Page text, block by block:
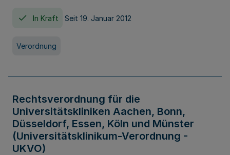
In Kraft Seit 19. Januar 2012
Verordnung
Rechtsverordnung für die
Universitätskliniken Aachen, Bonn,
Düsseldorf, Essen, Köln und Münster
(Universitätsklinikum-Verordnung -
UKVO)